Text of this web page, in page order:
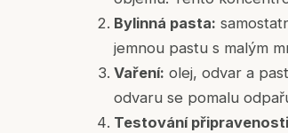
Bylinná pasta:
jemnou pastu s malým
Vaření: olej, odvar a
odvaru se pomalu
Testování